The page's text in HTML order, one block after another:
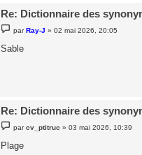
Re: Dictionnaire des
e
s
s
parRay-J »02 mai 2026, 20:05
Sable
Re: Dictionnaire des
e
s
parcv_ptitruc »03 mai 2026, 10:39
Plage